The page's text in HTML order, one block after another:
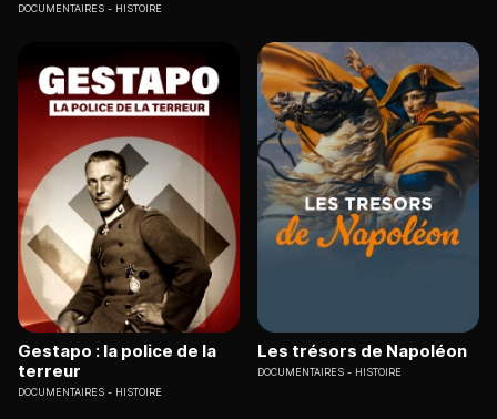
DOCUMENTAIRES HISTOIRE
Gestapo : la police de la
terreur
DOCUMENTAIRES HISTOIRE
Les trésors de Napoléon
DOCUMENTAIRES HISTOIRE